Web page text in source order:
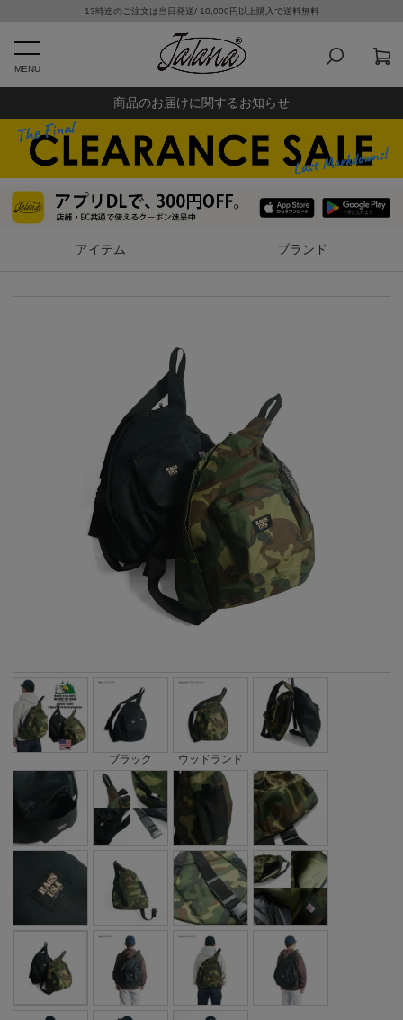
13時迄のご注文は当日発送/ 10,000円以上購入で送料無料
MENU
商品のお届けに関するお知らせ
アイテム ブランド
ブラック ウッドランド